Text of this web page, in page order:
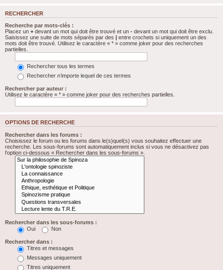
RECHERCHER
Recherche par mots-clés :
Placez un + devant un mot qui doit être trouvé et un - devant un mot qui doit être exclu.
Saisissez une suite de mots séparés par des | entre crochets si uniquement un des
mots doit être trouvé. Utilisez le caractère « * » comme joker pour des recherches
partielles.
Rechercher tous les termes
Rechercher n’importe lequel de ces termes
Rechercher par auteur :
Utilisez le caractère « * » comme joker pour des recherches partielles.
OPTIONS DE RECHERCHE
Rechercher dans les forums :
Choisissez le forum ou les forums dans le(s)quel(s) vous souhaitez effectuer une
recherche. Les sous-forums sont automatiquement inclus si vous ne désactivez pas
l’option ci-dessous « Rechercher dans les sous-forums ».
Rechercher dans les sous-forums :
Oui
Non
Rechercher dans :
Titres et messages
Messages uniquement
Titres uniquement